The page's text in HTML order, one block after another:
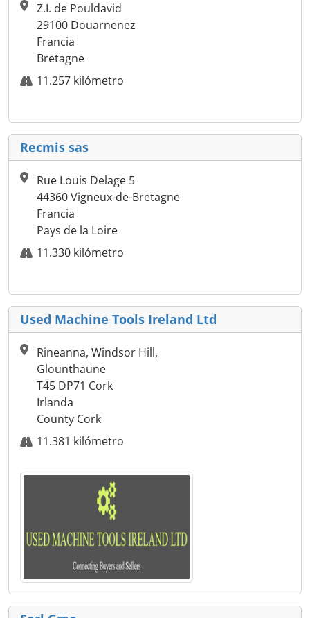
Z.I. de Pouldavid
29100 Douarnenez
Francia
Bretagne
11.257 kilómetro
Recmis sas
Rue Louis Delage 5
44360 Vigneux-de-Bretagne
Francia
Pays de la Loire
11.330 kilómetro
Used Machine Tools Ireland Ltd
Rineanna, Windsor Hill,
Glounthaune
T45 DP71 Cork
Irlanda
County Cork
11.381 kilómetro